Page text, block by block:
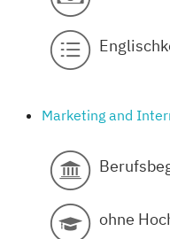
Marketing and
ohne